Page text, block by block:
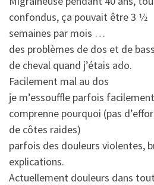
confondus, ça pouvait être 3 1⁄2
semaines par mois …
des problèmes de dos et de
de cheval quand j’étais ado.
Facilement mal au dos
je m’essouffle parfois
comprenne pourquoi (pas
de côtes raides)
parfois des douleurs violentes,
explications.
Actuellement douleurs dans